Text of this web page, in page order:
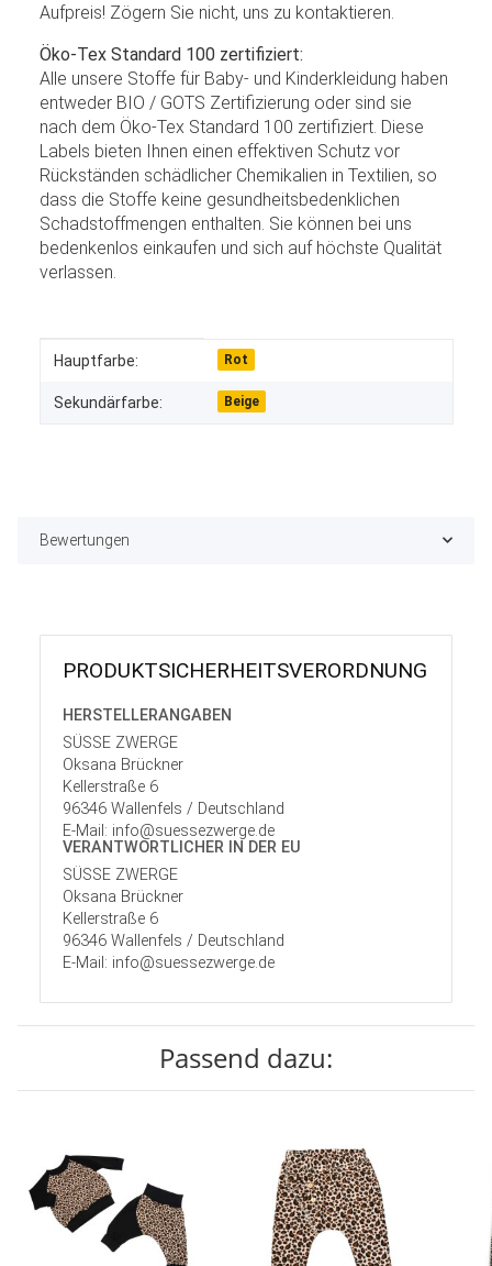
Aufpreis! Zögern Sie nicht, uns zu kontaktieren.
Öko-Tex Standard 100 zertifiziert:
Alle unsere Stoffe für Baby- und Kinderkleidung haben
entweder BIO / GOTS Zertifizierung oder sind sie
nach dem Öko-Tex Standard 100 zertifiziert. Diese
Labels bieten Ihnen einen effektiven Schutz vor
Rückständen schädlicher Chemikalien in Textilien, so
dass die Stoffe keine gesundheitsbedenklichen
Schadstoffmengen enthalten. Sie können bei uns
bedenkenlos einkaufen und sich auf höchste Qualität
verlassen.
Produkteigenschaft
Wert
Hauptfarbe: Rot
Sekundärfarbe: Beige
Bewertungen
PRODUKT­SICHER­HEITS­VER­ORD­NUNG
HERSTELLER­ANGABEN
SÜSSE ZWERGE
Oksana Brückner
Kellerstraße 6
96346 Wallenfels / Deutschland
E-Mail: info@suessezwerge.de
VERANTWORT­LICHER IN DER EU
SÜSSE ZWERGE
Oksana Brückner
Kellerstraße 6
96346 Wallenfels / Deutschland
E-Mail: info@suessezwerge.de
Passend dazu: